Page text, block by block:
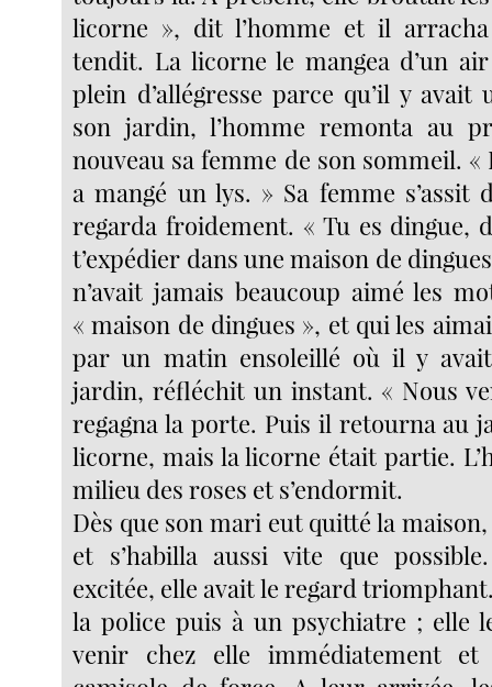
licorne », dit l’homme et il
tendit. La licorne le mangea d’un
plein d’allégresse parce qu’il y avait
son jardin, l’homme remonta au
nouveau sa femme de son sommeil.
a mangé un lys. » Sa femme s’assit
regarda froidement. « Tu es dingue,
t’expédier dans une maison de
n’avait jamais beaucoup aimé les
« maison de dingues », et qui les
par un matin ensoleillé où il y
jardin, réfléchit un instant. « Nous
regagna la porte. Puis il retourna au
licorne, mais la licorne était partie.
milieu des roses et s’endormit.
Dès que son mari eut quitté la
et s’habilla aussi vite que
excitée, elle avait le regard
la police puis à un psychiatre ; elle
venir chez elle immédiatement et